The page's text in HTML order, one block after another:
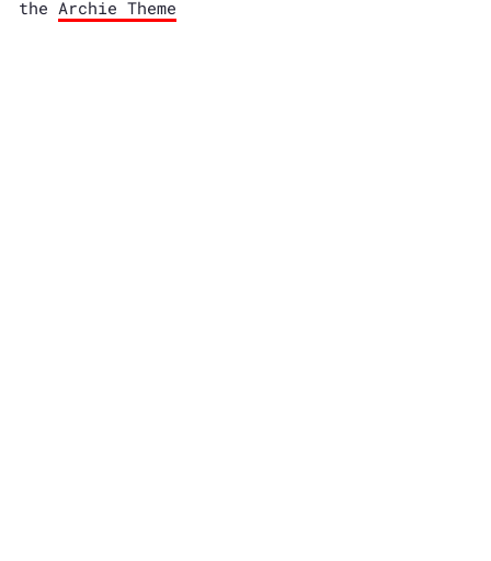
the Archie Theme